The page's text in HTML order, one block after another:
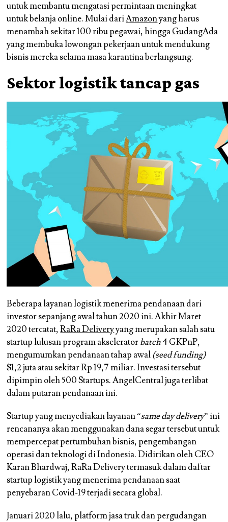
untuk membantu mengatasi permintaan meningkat
untuk belanja online. Mulai dariAmazonyang harus
menambah sekitar 100 ribu pegawai, hinggaGudangAda
yang membuka lowongan pekerjaan untuk mendukung
bisnis mereka selama masa karantina berlangsung.
Sektor logistik tancap gas
Beberapa layanan logistik menerima pendanaan dari
investor sepanjang awal tahun 2020 ini. Akhir Maret
2020 tercatat,RaRa Deliveryyang merupakan salah satu
startup lulusan program akseleratorbatch4 GKPnP,
mengumumkan pendanaan tahap awal(seed funding)
$1,2 juta atau sekitar Rp 19,7 miliar. Investasi tersebut
dipimpin oleh 500 Startups. AngelCentral juga terlibat
dalam putaran pendanaan ini.
Startup yang menyediakan layanan “same day delivery” ini
rencananya akan menggunakan dana segar tersebut untuk
mempercepat pertumbuhan bisnis, pengembangan
operasi dan teknologi di Indonesia. Didirikan oleh CEO
Karan Bhardwaj, RaRa Delivery termasuk dalam daftar
startup logistik yang menerima pendanaan saat
penyebaran Covid-19 terjadi secara global.
Januari 2020 lalu, platform jasa truk dan pergudangan